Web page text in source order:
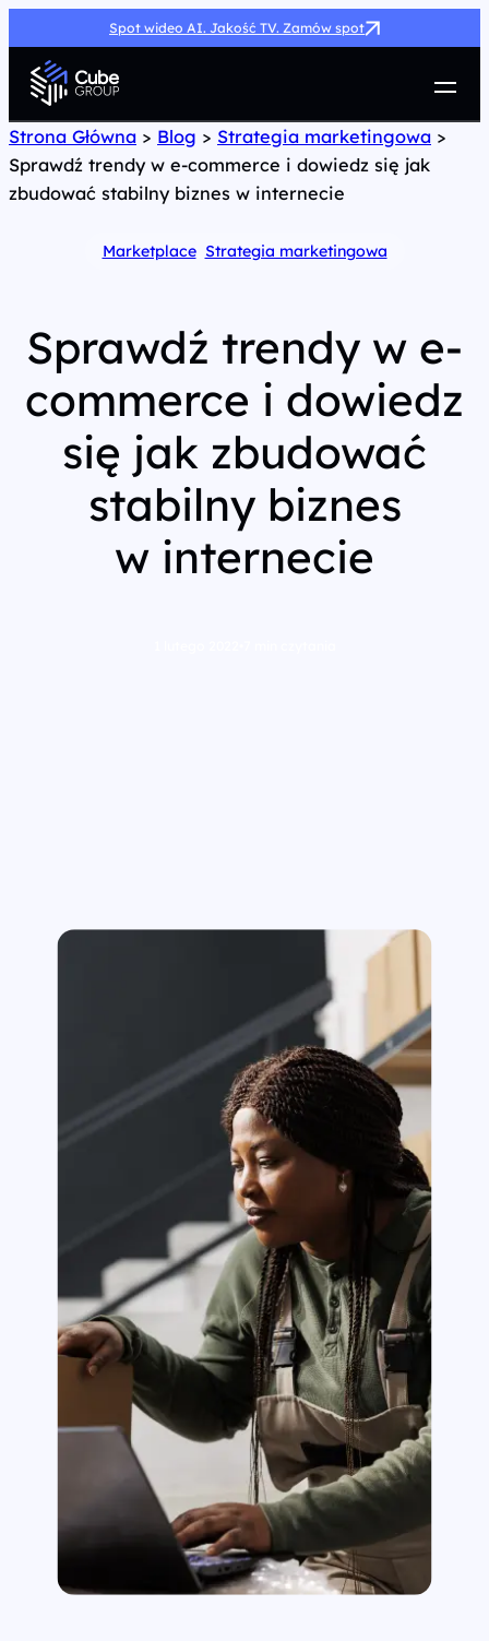
Spot wideo AI. Jakość TV. Zamów spot
Usługi
Jak możemy pomóc
Case Study
Strona Główna > Blog > Strategia marketingowa >
Sprawdź trendy w e-commerce i dowiedz się jak
zbudować stabilny biznes w internecie
Marketplace, Strategia marketingowa
Sprawdź trendy w e-
commerce i dowiedz
się jak zbudować
stabilny biznes
w internecie